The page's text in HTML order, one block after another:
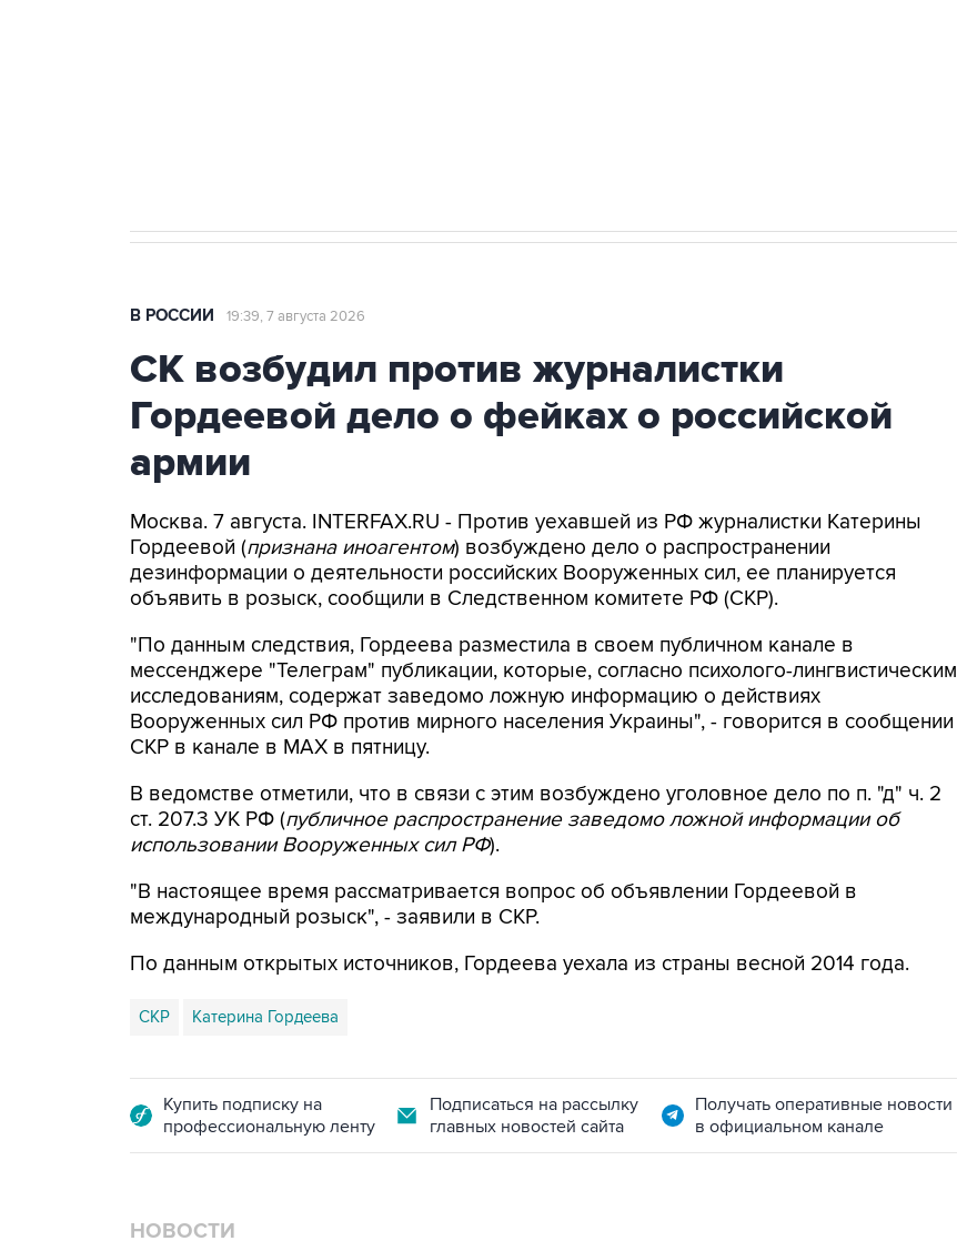
В РОССИИ 19:39, 7 августа 2026
СК возбудил против журналистки
Гордеевой дело о фейках о российской
армии
Москва. 7 августа. INTERFAX.RU - Против уехавшей из РФ журналистки Катерины
Гордеевой (признана иноагентом) возбуждено дело о распространении
дезинформации о деятельности российских Вооруженных сил, ее планируется
объявить в розыск, сообщили в Следственном комитете РФ (СКР).
"По данным следствия, Гордеева разместила в своем публичном канале в
мессенджере "Телеграм" публикации, которые, согласно психолого-лингвистическим
исследованиям, содержат заведомо ложную информацию о действиях
Вооруженных сил РФ против мирного населения Украины", - говорится в сообщении
СКР в канале в MAX в пятницу.
В ведомстве отметили, что в связи с этим возбуждено уголовное дело по п. "д" ч. 2
ст. 207.3 УК РФ (публичное распространение заведомо ложной информации об
использовании Вооруженных сил РФ).
"В настоящее время рассматривается вопрос об объявлении Гордеевой в
международный розыск", - заявили в СКР.
По данным открытых источников, Гордеева уехала из страны весной 2014 года.
СКР Катерина Гордеева
Купить подписку на
профессиональную ленту
Подписаться на рассылку
главных новостей сайта
Получать оперативные новости
в официальном канале
НОВОСТИ